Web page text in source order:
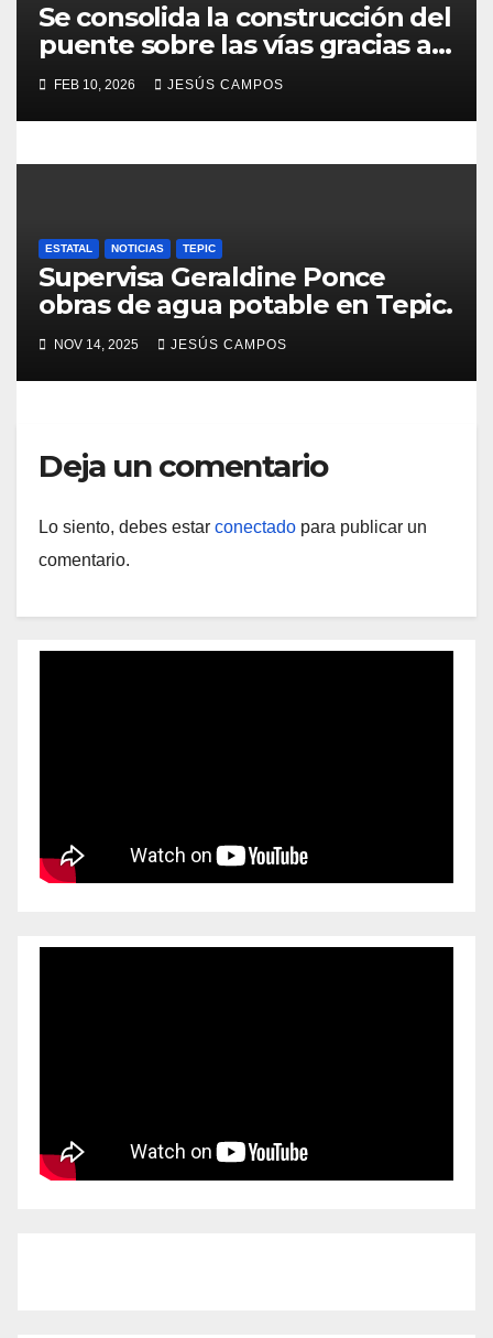
a
s
Se consolida la construcción del
puente sobre las vías gracias a
gestiones de Geraldine Ponce
FEB 10, 2026 JESÚS CAMPOS
ESTATAL NOTICIAS TEPIC
Supervisa Geraldine Ponce
obras de agua potable en Tepic.
NOV 14, 2025 JESÚS CAMPOS
Deja un comentario
Lo siento, debes estar conectado para publicar un
comentario.